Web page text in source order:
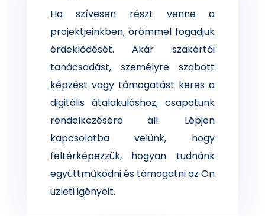
Ha szívesen részt venne a
projektjeinkben, örömmel fogadjuk
érdeklődését. Akár szakértői
tanácsadást, személyre szabott
képzést vagy támogatást keres a
digitális átalakuláshoz, csapatunk
rendelkezésére áll. Lépjen
kapcsolatba velünk, hogy
feltérképezzük, hogyan tudnánk
együttműködni és támogatni az Ön
üzleti igényeit.